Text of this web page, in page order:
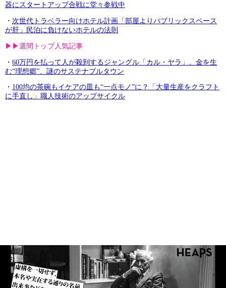
器にスタートアップ合戦に堂々参戦中
・ 次世代トラベラー向けホテル計画「部屋よりパブリックスペース
が肝」民泊に負けないホテルの法則
▶︎▶︎週間トップ人気記事
・ 60万円を払って人が殺到するジャングル「カル・ヤラ」。金を生
む“理想郷”、謎のサステナブルタウン
・ 100均の茶碗もイケアの皿も“一点モノ”に？「大量生産をクラフト
に手直し」職人技術のアップサイクル